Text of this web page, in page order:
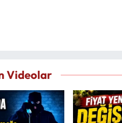
Videolar